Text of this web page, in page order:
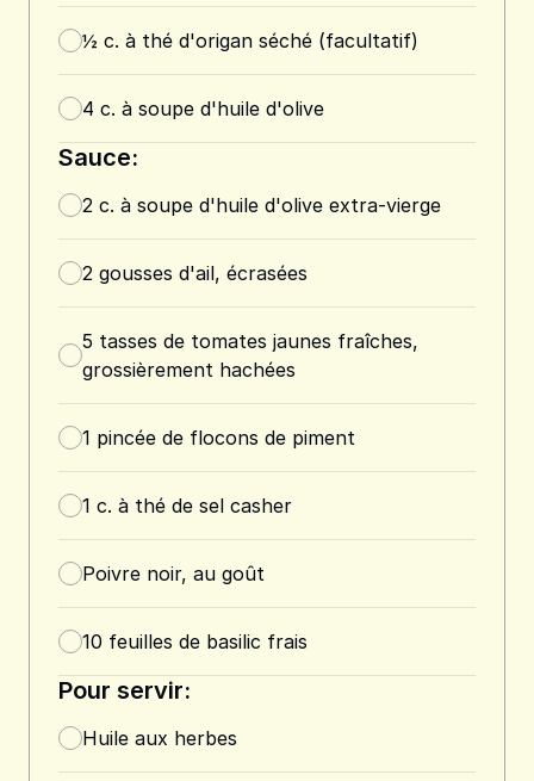
½ c. à thé d'origan séché (facultatif)
4 c. à soupe d'huile d'olive
Sauce:
2 c. à soupe d'huile d'olive extra-vierge
2 gousses d'ail, écrasées
5 tasses de tomates jaunes fraîches,
grossièrement hachées
1 pincée de flocons de piment
1 c. à thé de sel casher
Poivre noir, au goût
10 feuilles de basilic frais
Pour servir:
Huile aux herbes